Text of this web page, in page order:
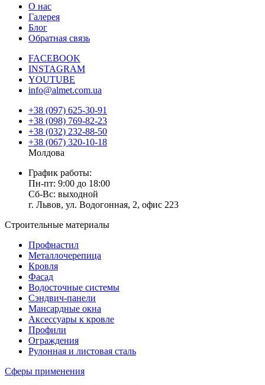
О нас
Галерея
Блог
Обратная связь
FACEBOOK
INSTAGRAM
YOUTUBE
info@almet.com.ua
+38 (097) 625-30-91
+38 (098) 769-82-23
+38 (032) 232-88-50
+38 (067) 320-10-18
Молдова
График работы:
Пн-пт: 9:00 до 18:00
Сб-Вс: выходной
г. Львов, ул. Водогонная, 2, офис 223
Строительные материалы
Профнастил
Металлочерепица
Кровля
Фасад
Водосточные системы
Сэндвич-панели
Мансардные окна
Аксессуары к кровле
Профили
Ограждения
Рулонная и листовая сталь
Сферы применения